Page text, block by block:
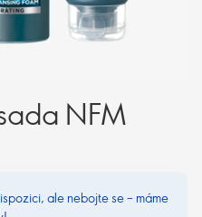
NFM
ale nebojte se – máme